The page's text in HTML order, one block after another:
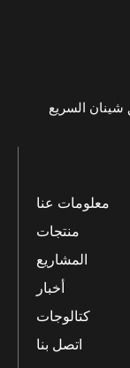
معلومات عنا
منتجات
المشاريع
أخبار
كتالوجات
اتصل بنا